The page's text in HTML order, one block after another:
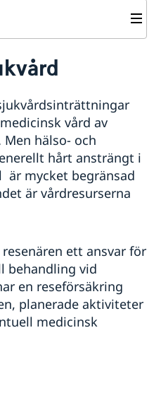
under 18 år
barn under 18 år
vård av
hälso- och
hårt ansträngt i
är mycket begränsad
är vårdresurserna
ett ansvar för
behandling vid
en reseförsäkring
planerade aktiviteter
medicinsk